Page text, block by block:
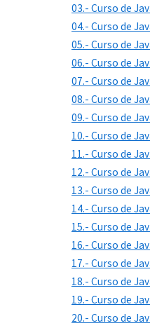
03.- Curso de
04.- Curso de
05.- Curso de
06.- Curso de
07.- Curso de
08.- Curso de
09.- Curso de
10.- Curso de
11.- Curso de
12.- Curso de
13.- Curso de
14.- Curso de
15.- Curso de
16.- Curso de
17.- Curso de
18.- Curso de
19.- Curso de
20.- Curso de